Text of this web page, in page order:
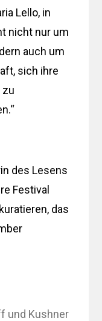
Lello, in
nicht nur um
auch um
sich ihre
zu
des Lesens
Festival
das
und Kushner